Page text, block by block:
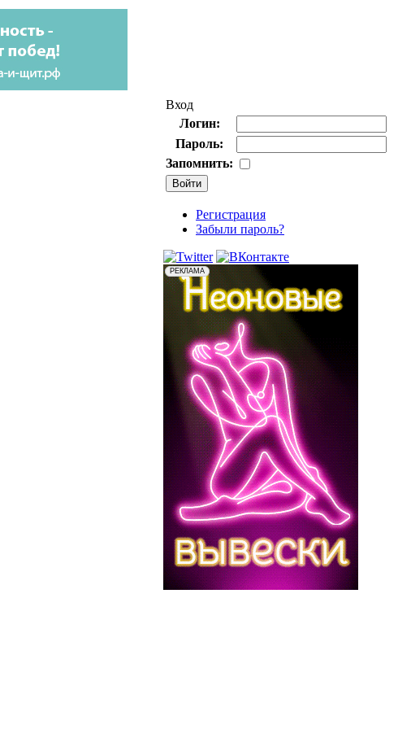
Вход
Логин:
Пароль:
Запомнить:
Регистрация
Забыли пароль?